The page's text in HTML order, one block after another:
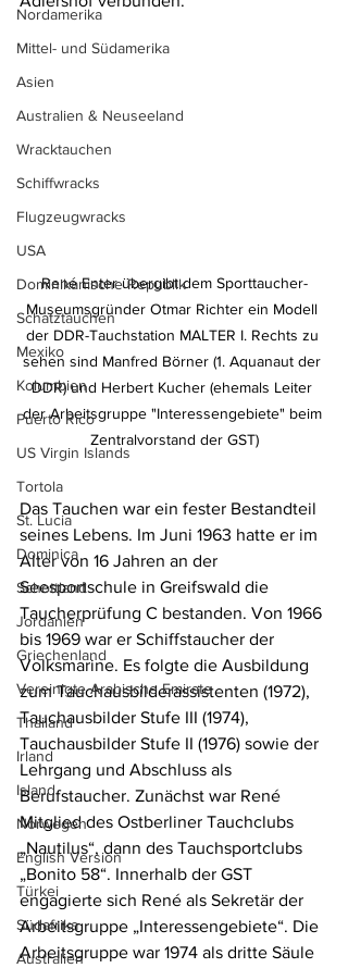
Nordamerika
Mittel- und Südamerika
Asien
Australien & Neuseeland
Wracktauchen
Schiffwracks
Flugzeugwracks
USA
Dominikanische Republik
Schatztauchen
Mexiko
Kolumbien
Puerto Rico
US Virgin Islands
Tortola
St. Lucia
Dominica
Schottland
Jordanien
Griechenland
Vereinigte Arabische Emirate
Thailand
Irland
Island
Norwegen
English Version
Türkei
Südafrika
Australien
René Enter übergibt dem Sporttaucher-
Museumsgründer Otmar Richter ein Modell
der DDR-Tauchstation MALTER I. Rechts zu
sehen sind Manfred Börner (1. Aquanaut der
DDR) und Herbert Kucher (ehemals Leiter
der Arbeitsgruppe "Interessengebiete" beim
Zentralvorstand der GST)
Das Tauchen war ein fester Bestandteil
seines Lebens. Im Juni 1963 hatte er im
Alter von 16 Jahren an der
Seesportschule in Greifswald die
Taucherprüfung C bestanden. Von 1966
bis 1969 war er Schiffstaucher der
Volksmarine. Es folgte die Ausbildung
zum Tauchausbilderassistenten (1972),
Tauchausbilder Stufe III (1974),
Tauchausbilder Stufe II (1976) sowie der
Lehrgang und Abschluss als
Berufstaucher. Zunächst war René
Mitglied des Ostberliner Tauchclubs
„Nautilus“, dann des Tauchsportclubs
„Bonito 58“. Innerhalb der GST
engagierte sich René als Sekretär der
Arbeitsgruppe „Interessengebiete“. Die
Arbeitsgruppe war 1974 als dritte Säule